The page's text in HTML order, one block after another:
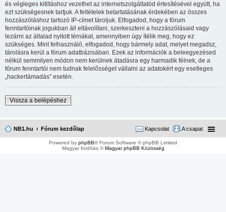
és végleges kitiltáshoz vezethet az internetszolgáltatód értesítésével együtt, ha
ezt szükségesnek tartjuk. A feltételek betartatásának érdekében az összes
hozzászóláshoz tartozó IP-címet tároljuk. Elfogadod, hogy a fórum
fenntartóinak jogukban áll eltávolítani, szerkeszteni a hozzászólásaid vagy
lezárni az általad nyitott témákat, amennyiben úgy ítélik meg, hogy ez
szükséges. Mint felhasználó, elfogadod, hogy bármely adat, melyet megadsz,
tárolásra kerül a fórum adatbázisában. Ezek az információk a beleegyezésed
nélkül semmilyen módon nem kerülnek átadásra egy harmadik félnek, de a
fórum fenntartói nem tudnak felelősséget vállalni az adatokért egy esetleges
„hackertámadás” esetén.
Vissza a belépéshez
NB1.hu Fórum kezdőlap A csapat
Kapcsolat
Powered by phpBB® Forum Software © phpBB Limited
Magyar fordítás ©Magyar phpBB Közösség